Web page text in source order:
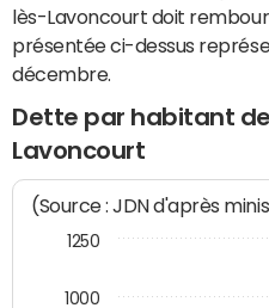
lès-Lavoncourt doit
présentée ci-dessus
décembre.
Dette par habitant
Lavoncourt
(Source : JDN d'après
1000
1250